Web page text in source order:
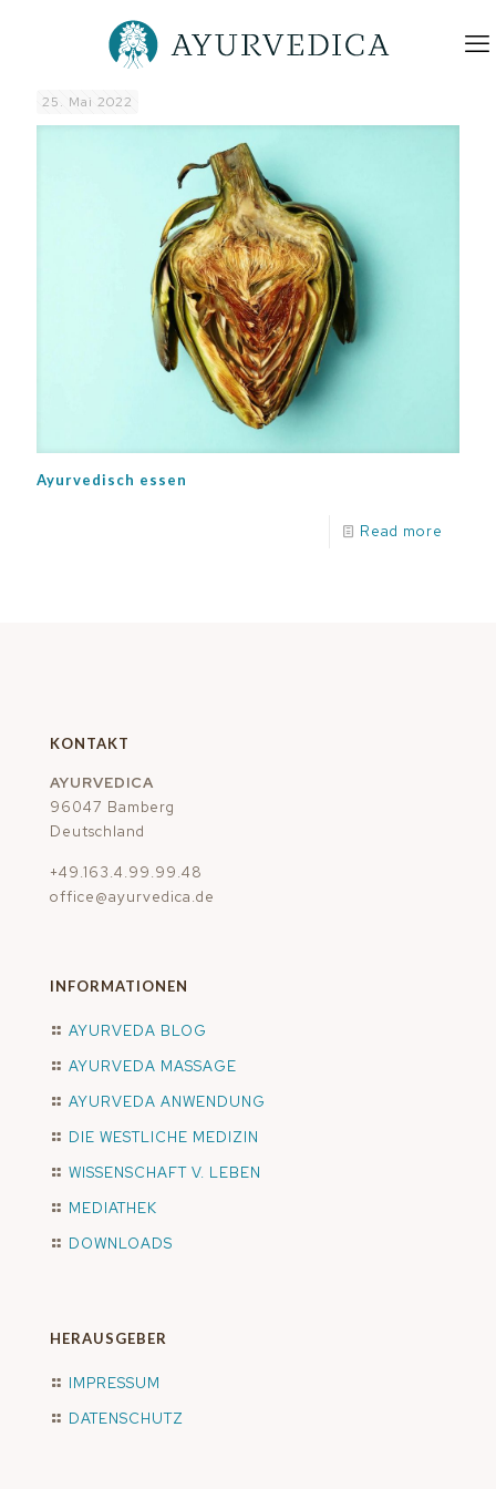
25. Mai 2022
Ayurvedisch essen
Read more
KONTAKT
AYURVEDICA
96047 Bamberg
Deutschland
+49.163.4.99.99.48
office@ayurvedica.de
INFORMATIONEN
AYURVEDA BLOG
AYURVEDA MASSAGE
AYURVEDA ANWENDUNG
DIE WESTLICHE MEDIZIN
WISSENSCHAFT V. LEBEN
MEDIATHEK
DOWNLOADS
HERAUSGEBER
IMPRESSUM
DATENSCHUTZ